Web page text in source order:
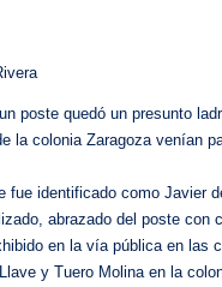
poste quedó un presunto
la colonia Zaragoza venían
fue identificado como Javier
abrazado del poste con
en la vía pública en las
y Tuero Molina en la